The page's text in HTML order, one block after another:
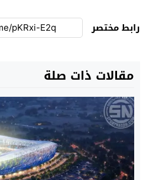
رابط مختصر
مقالات ذات صلة